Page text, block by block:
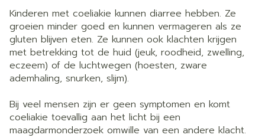
Kinderen met coeliakie kunnen diarree hebben. Ze
groeien minder goed en kunnen vermageren als ze
gluten blijven eten. Ze kunnen ook klachten krijgen
met betrekking tot de huid (jeuk, roodheid, zwelling,
eczeem) of de luchtwegen (hoesten, zware
ademhaling, snurken, slijm).
Bij veel mensen zijn er geen symptomen en komt
coeliakie toevallig aan het licht bij een
maagdarmonderzoek omwille van een andere klacht.